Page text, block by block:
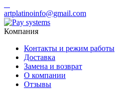
artplatinoinfo@gmail.com
Компания
Контакты и режим работы
Доставка
Замена и возврат
О компании
Отзывы